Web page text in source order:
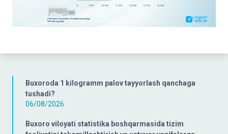
Buxoroda 1 kilogramm palov tayyorlash qanchaga
tushadi?
06/08/2026
Buxoro viloyati statistika boshqarmasida tizim